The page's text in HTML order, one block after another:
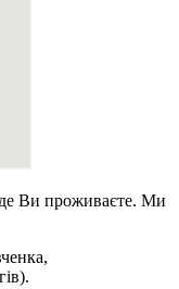
де Ви проживаєте. Ми